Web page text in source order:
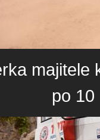
majitele
po